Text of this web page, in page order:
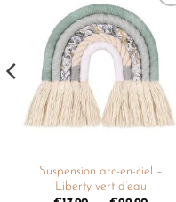
liste de
souhaits
Suspension arc-en-ciel –
Liberty vert d’eau